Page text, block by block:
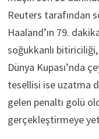
Reuters tarafından
Haaland’ın 79.
soğukkanlı
Dünya Kupası’nda
tesellisi ise uzatma
gelen penaltı golü
gerçekleştirmeye